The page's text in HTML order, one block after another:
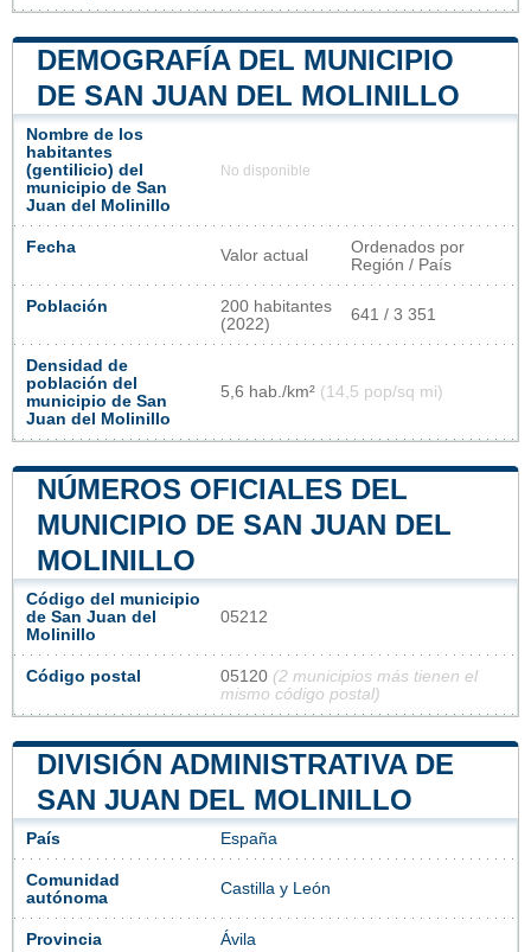
DEMOGRAFÍA DEL MUNICIPIO
DE SAN JUAN DEL MOLINILLO
Nombre de los
habitantes
(gentilicio) del
municipio de San
Juan del Molinillo
No disponible
Fecha Valor actual
Ordenados por
Región / País
Población
200 habitantes
(2022)
641 / 3 351
Densidad de
población del
municipio de San
Juan del Molinillo
5,6 hab./km² (14,5 pop/sq mi)
NÚMEROS OFICIALES DEL
MUNICIPIO DE SAN JUAN DEL
MOLINILLO
Código del municipio
de San Juan del
Molinillo
05212
Código postal 05120 (2 municipios más tienen el
mismo código postal)
DIVISIÓN ADMINISTRATIVA DE
SAN JUAN DEL MOLINILLO
País España
Comunidad
autónoma
Castilla y León
Provincia Ávila